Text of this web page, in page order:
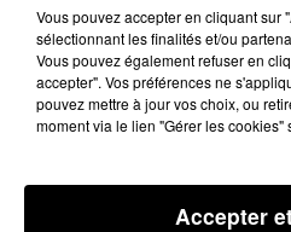
22 août 2025 - 4 min 15 sec
LES INFOS DU PAYS
À 09H00
Podcasts infos du Pays
Vous pouvez accepter en cliquant sur
sélectionnant les finalités et/ou
Vous pouvez également refuser en
accepter". Vos préférences ne
pouvez mettre à jour vos choix, ou
moment via le lien "Gérer les
Accepter